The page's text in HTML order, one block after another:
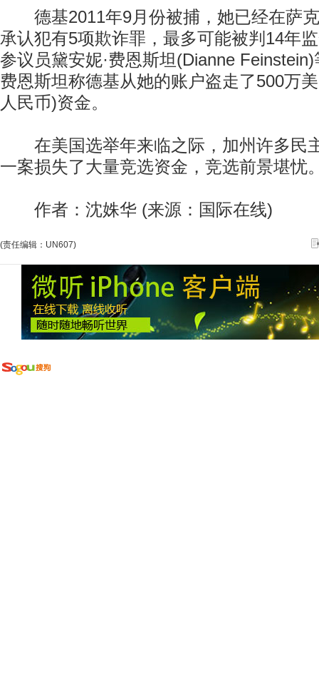
德基2011年9月份被捕，她已经在萨克
承认犯有5项欺诈罪，最多可能被判14年
参议员黛安妮·费恩斯坦(Dianne
费恩斯坦称德基从她的账户盗走了500万
人民币)资金。
在美国选举年来临之际，加州许多民
一案损失了大量竞选资金，竞选前景堪忧
作者：沈姝华 (来源：国际在线)
(责任编辑：UN607)